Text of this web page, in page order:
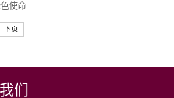
使命
下页
们